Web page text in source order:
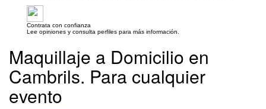
Contrata con confianza
Lee opiniones y consulta perfiles para más información.
Maquillaje a Domicilio en
Cambrils. Para cualquier
evento